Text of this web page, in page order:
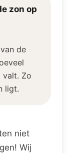
zon op
de
valt. Zo
ligt.
niet
Wij